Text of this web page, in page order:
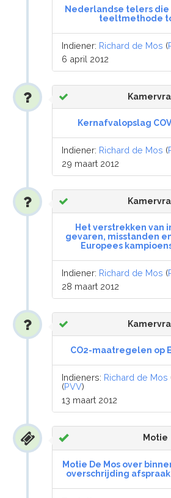
Nederlandse telers die
teeltmethode
Indiener: Richard de Mos (
6 april 2012
Kernafvalopslag
Indiener: Richard de Mos (
29 maart 2012
Het verstrekken van
gevaren, misstanden
Europees
Indiener: Richard de Mos (
28 maart 2012
CO2-maatregelen op
Indieners: Richard de Mos
(PVV)
13 maart 2012
Motie
Motie De Mos over
overschrijding